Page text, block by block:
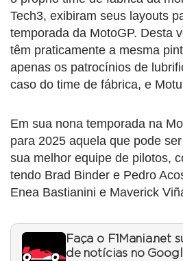
Tech3, exibiram seus layouts
temporada da MotoGP. Desta
têm praticamente a mesma
apenas os patrocínios de
caso do time de fábrica, e
Em sua nona temporada na
para 2025 aquela que pode
sua melhor equipe de pilotos,
tendo Brad Binder e Pedro
Enea Bastianini e Maverick
Faça o F1Mania.net
de notícias no